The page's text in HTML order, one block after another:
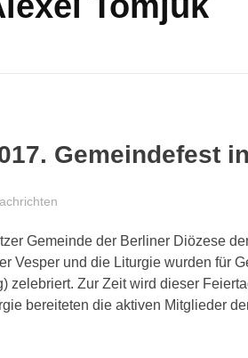
Gemeindefest
Gemeinde der Berliner Diözese
Vesper und die Liturgie wurden für
zelebriert. Zur Zeit wird dieser
bereiteten die aktiven Mitglieder